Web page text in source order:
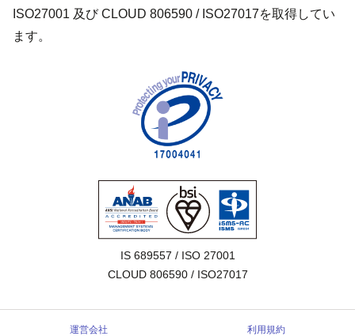
ISO27001 及び CLOUD 806590 / ISO27017を取得してい
ます。
IS 689557 / ISO 27001
CLOUD 806590 / ISO27017
運営会社 利用規約